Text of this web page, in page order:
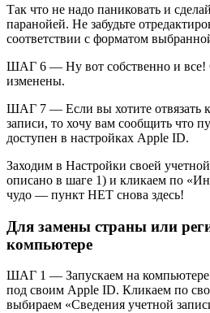
Так что не надо паниковать и
паранойей. Не забудьте
соответствии с форматом
ШАГ 6 — Ну вот собственно и все!
изменены.
ШАГ 7 — Если вы хотите отвязать
записи, то хочу вам сообщить что
доступен в настройках Apple ID.
Заходим в Настройки своей
описано в шаге 1) и кликаем по
чудо — пункт НЕТ снова здесь!
Для замены страны или
компьютере
ШАГ 1 — Запускаем на компьютере
под своим Apple ID. Кликаем по
выбираем «Сведения учетной